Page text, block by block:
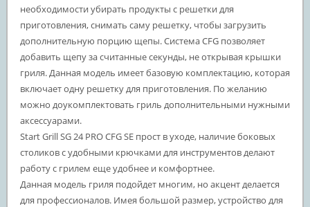
необходимости убирать продукты с решетки для
приготовления, снимать саму решетку, чтобы загрузить
дополнительную порцию щепы. Система CFG позволяет
добавить щепу за считанные секунды, не открывая крышки
гриля. Данная модель имеет базовую комплектацию, которая
включает одну решетку для приготовления. По желанию
можно доукомплектовать гриль дополнительными нужными
аксессуарами.
Start Grill SG 24 PRO CFG SE прост в уходе, наличие боковых
столиков с удобными крючками для инструментов делают
работу с грилем еще удобнее и комфортнее.
Данная модель гриля подойдет многим, но акцент делается
для профессионалов. Имея большой размер, устройство для